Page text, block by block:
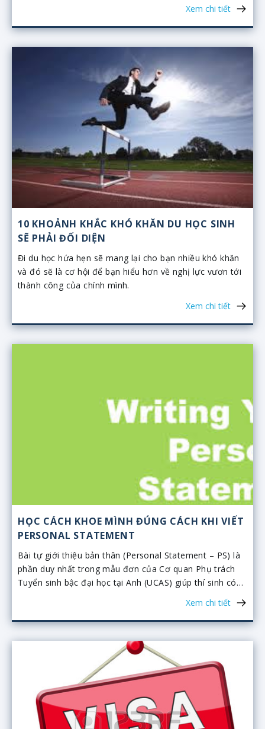
Xem chi tiết
10 KHOẢNH KHẮC KHÓ KHĂN DU HỌC SINH
SẼ PHẢI ĐỐI DIỆN
Đi du học hứa hẹn sẽ mang lại cho bạn nhiều khó khăn
và đó sẽ là cơ hội để bạn hiểu hơn về nghị lực vươn tới
thành công của chính mình.
Xem chi tiết
HỌC CÁCH KHOE MÌNH ĐÚNG CÁCH KHI VIẾT
PERSONAL STATEMENT
Bài tự giới thiệu bản thân (Personal Statement – PS) là
phần duy nhất trong mẫu đơn của Cơ quan Phụ trách
Tuyển sinh bậc đại học tại Anh (UCAS) giúp thí sinh có
quan trọng cần làm để có thể thành công khi nộp hồ sơ
du học.
Xem chi tiết